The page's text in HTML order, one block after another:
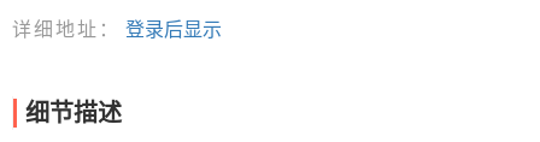
详细地址：
登录后显示
细节描述